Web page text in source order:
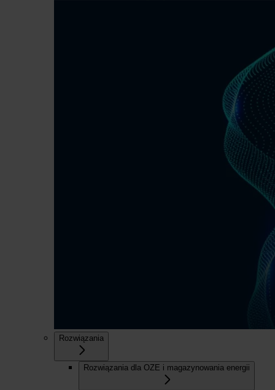
Rozwiązania
Rozwiązania dla OZE i magazynowania energii